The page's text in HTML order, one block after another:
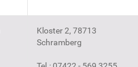
Kloster 2, 78713
Schramberg